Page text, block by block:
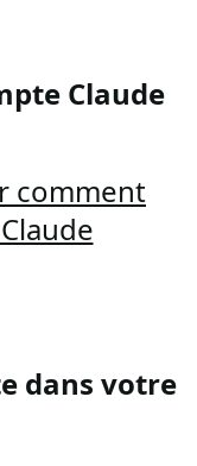
Claude
comment
dans votre